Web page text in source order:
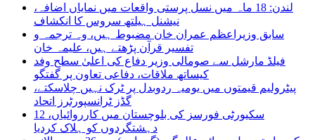
لندن: 18 ماہ میں نسل پرستی واقعات میں نمایاں اضافہ،
نیشنل ہیلتھ سروس کا انکشاف
سابق وزیراعظم عمران خان مضبوط ہیں، وہ ترجمہ و
تفسیر قرآن پڑھتے ہیں، علیمہ خان
فیلڈ مارشل سے صومالی وزیر دفاع کی اعلیٰ سطح وفد
کیساتھ ملاقات، دفاعی تعاون پر گفتگو
پیٹرولیم قیمتوں میں یومیہ ردوبدل پر ٹرک نہیں چلاسکتے،
گڈز ٹرانسپورٹرز اتحاد
سکیورٹی فورسز کی بلوچستان میں کارروائیاں، 12
دہشتگردوں کو ہلاک کردیا